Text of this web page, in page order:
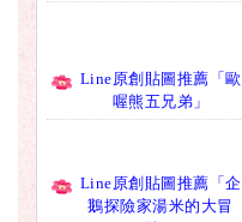
Line原創貼圖推薦「歐
喔熊五兄弟」
Line原創貼圖推薦「企
鵝探險家湯米的大冒